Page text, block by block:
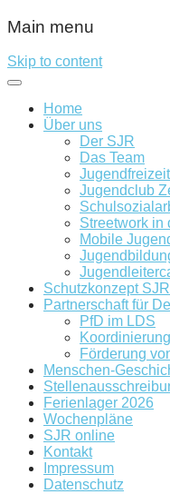
Main menu
Skip to content
Home
Über uns
Der SJR
Das Team
Jugendclub
Streetwork in
Mobile
Schutzkonzept
Partnerschaft für
PfD im LDS
Förderung
Menschen-
Ferienlager 2026
Wochenpläne
SJR online
Kontakt
Impressum
Datenschutz